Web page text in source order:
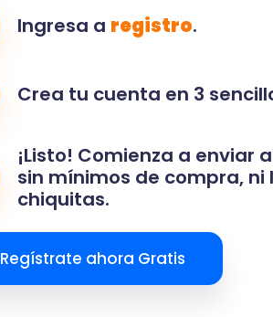
Ingresa a registro.
Crea tu cuenta en 3
¡Listo! Comienza a enviar
sin mínimos de compra, ni
chiquitas.
Regístrate ahora Gratis